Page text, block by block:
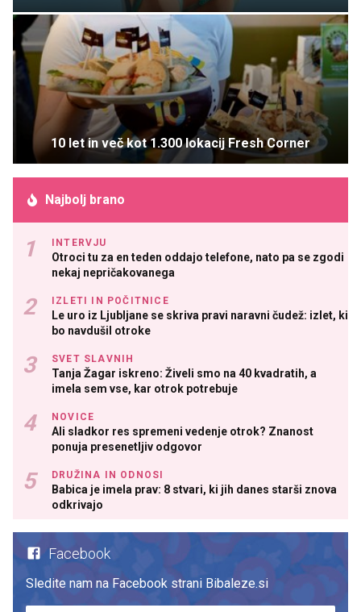
10 let in več kot 1.300 lokacij Fresh Corner
Najbolj brano
INTERVJU
Otroci tu za en teden oddajo telefone, nato pa se zgodi
nekaj nepričakovanega
IZLETI IN POČITNICE
Le uro iz Ljubljane se skriva pravi naravni čudež: izlet, ki
bo navdušil otroke
SVET SLAVNIH
Tanja Žagar iskreno: Živeli smo na 40 kvadratih, a
imela sem vse, kar otrok potrebuje
NOVICE
Ali sladkor res spremeni vedenje otrok? Znanost
ponuja presenetljiv odgovor
DRUŽINA IN ODNOSI
Babica je imela prav: 8 stvari, ki jih danes starši znova
odkrivajo
Facebook
Sledite nam na Facebook strani Bibaleze.si